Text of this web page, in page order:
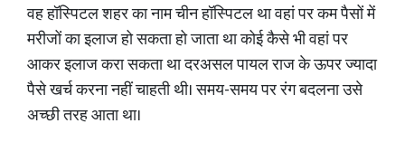
वह हॉस्पिटल शहर का नाम चीन हॉस्पिटल था वहां पर कम पैसों में
मरीजों का इलाज हो सकता हो जाता था कोई कैसे भी वहां पर
आकर इलाज करा सकता था दरअसल पायल राज के ऊपर ज्यादा
पैसे खर्च करना नहीं चाहती थी। समय-समय पर रंग बदलना उसे
अच्छी तरह आता था।